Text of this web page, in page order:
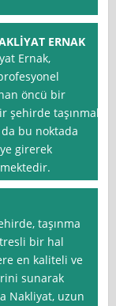
ERNAK
Ernak,
öncü bir
şehirde taşınmak
bu noktada
girerek
taşınma
bir hal
en kaliteli ve
sunarak
Nakliyat, uzun